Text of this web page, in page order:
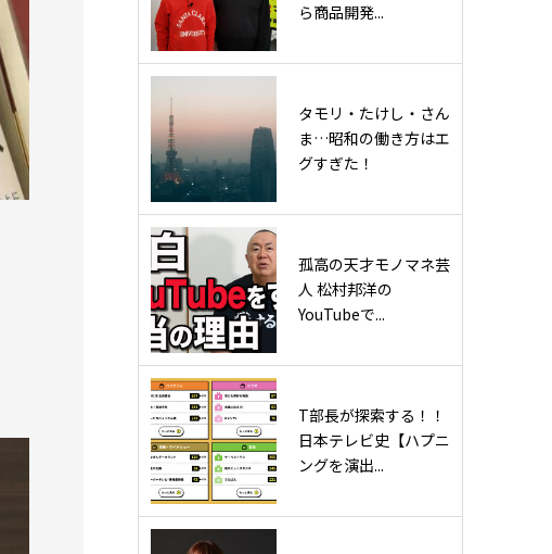
ら商品開発...
タモリ・たけし・さん
ま…昭和の働き方はエ
グすぎた！
孤高の天才モノマネ芸
人 松村邦洋の
YouTubeで...
T部長が探索する！！
日本テレビ史【ハプニ
ングを演出...